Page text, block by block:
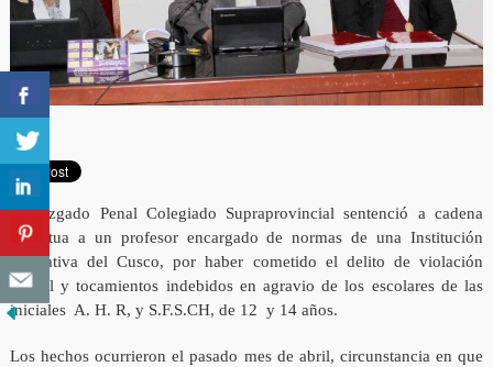
El Juzgado Penal Colegiado Supraprovincial sentenció a cadena
perpetua a un profesor encargado de normas de una Institución
Educativa del Cusco, por haber cometido el delito de violación
sexual y tocamientos indebidos en agravio de los escolares de las
iniciales A. H. R, y S.F.S.CH, de 12 y 14 años.
Los hechos ocurrieron el pasado mes de abril, circunstancia en que